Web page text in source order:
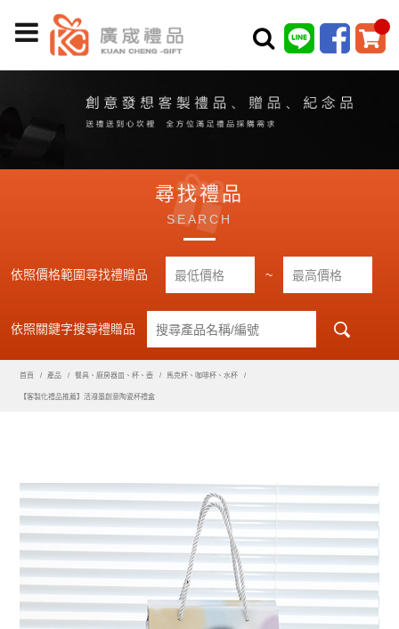
尋找禮品
SEARCH
依照價格範圍尋找禮贈品 ~
依照關鍵字搜尋禮贈品
首頁 產品 餐具、廚房器皿、杯、壺 馬克杯、咖啡杯、水杯
【客製化禮品推薦】活潑墨創意陶瓷杯禮盒